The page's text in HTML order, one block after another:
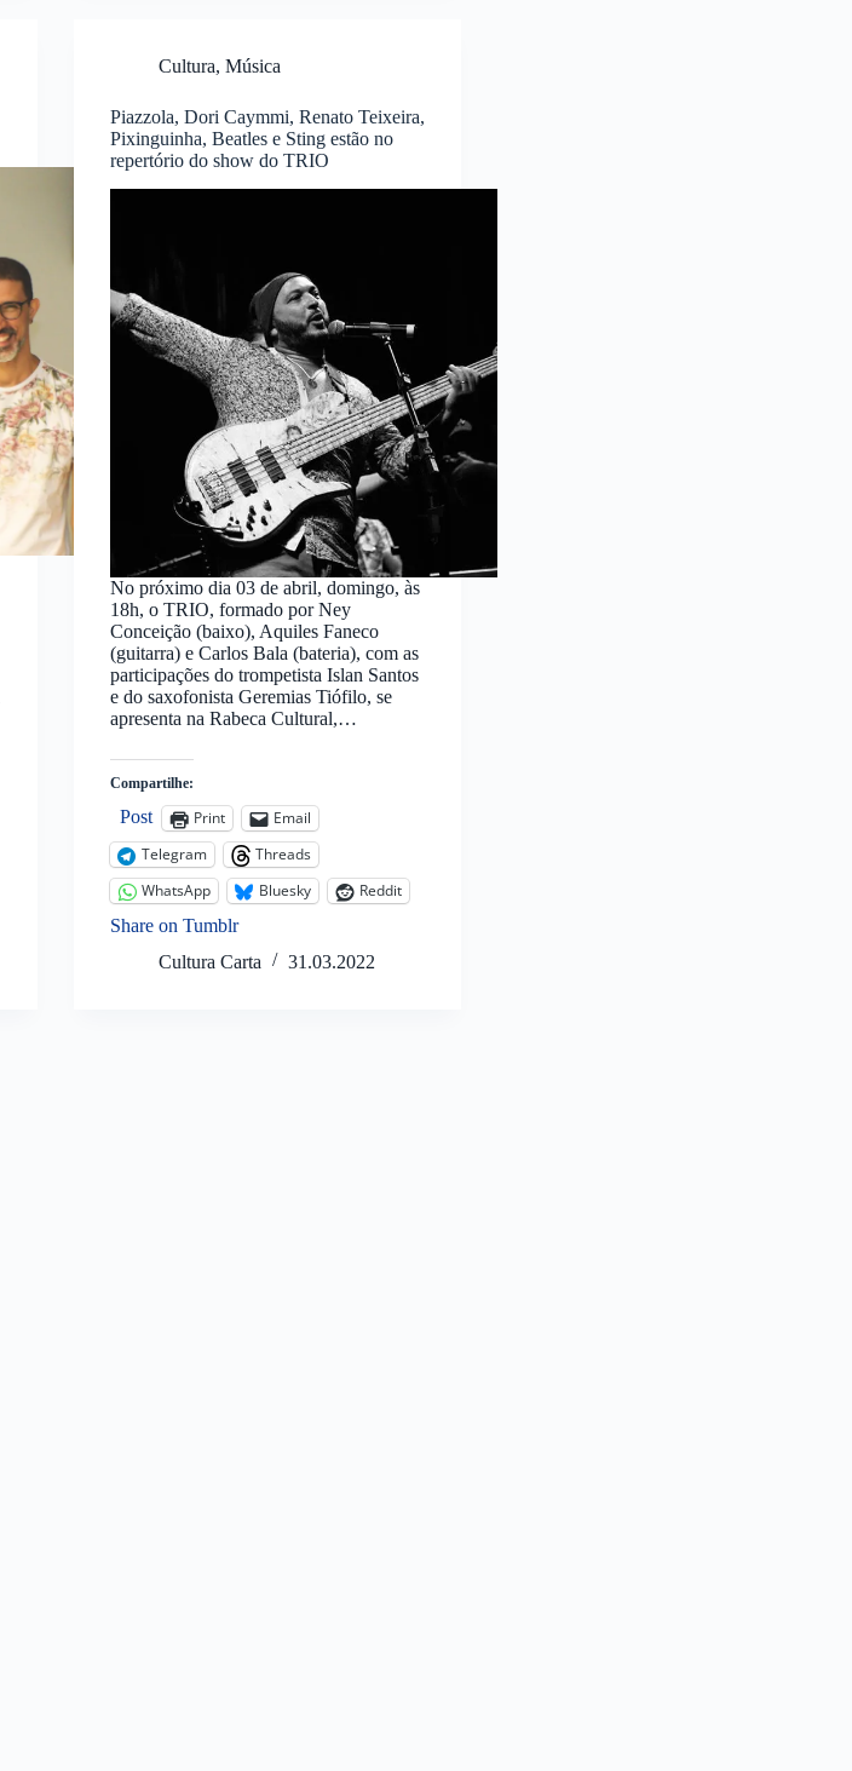
Cultura, Música
Piazzola, Dori Caymmi, Renato Teixeira,
Pixinguinha, Beatles e Sting estão no
repertório do show do TRIO
No próximo dia 03 de abril, domingo, às
18h, o TRIO, formado por Ney
Conceição (baixo), Aquiles Faneco
(guitarra) e Carlos Bala (bateria), com as
participações do trompetista Islan Santos
e do saxofonista Geremias Tiófilo, se
apresenta na Rabeca Cultural,…
Compartilhe:
Post Print
Email
Telegram
Threads
WhatsApp
Bluesky
Reddit
Share on Tumblr
Cultura Carta
31.03.2022